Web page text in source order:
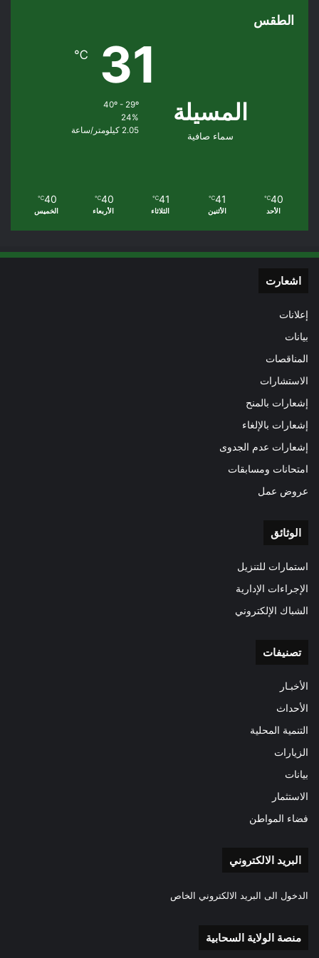
الطقس
المسيلة
سماء صافية
31
℃
24%
2.05 كيلومتر/ساعة
40
℃
الأحد
41
℃
الأثنين
41
℃
الثلاثاء
40
℃
الأربعاء
40
℃
الخميس
اشعارت
إعلانات
بيانات
المناقصات
الاستشارات
إشعارات بالمنح
إشعارات بالإلغاء
إشعارات عدم الجدوى
امتحانات ومسابقات
عروض عمل
الوثائق
استمارات للتنزيل
الإجراءات الإدارية
الشباك الإلكتروني
تصنيفات
الأخبـار
الأحداث
التنمية المحلية
الزيارات
بيانات
الاستثمار
فضاء المواطن
البريد الالكتروني
الدخول الى البريد الالكتروني الخاص
منصة الولاية السحابية